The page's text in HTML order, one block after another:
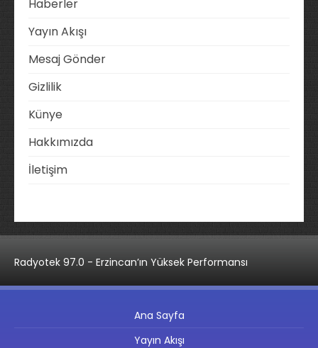
Haberler
Yayın Akışı
Mesaj Gönder
Gizlilik
Künye
Hakkımızda
İletişim
Radyotek 97.0 - Erzincan’ın Yüksek Performansı
Ana Sayfa
Yayın Akışı